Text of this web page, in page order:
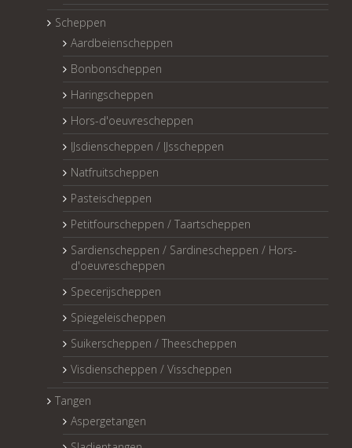
Scheppen
Aardbeienscheppen
Bonbonscheppen
Haringscheppen
Hors-d'oeuvrescheppen
IJsdienscheppen / IJsscheppen
Natfruitscheppen
Pasteischeppen
Petitfourscheppen / Taartscheppen
Sardienscheppen / Sardinescheppen / Hors-
d'oeuvrescheppen
Specerijscheppen
Spiegeleischeppen
Suikerscheppen / Theescheppen
Visdienscheppen / Visscheppen
Tangen
Aspergetangen